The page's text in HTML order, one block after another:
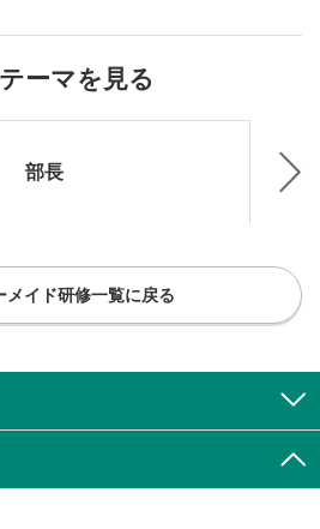
ーマを見る
部長
メイド研修一覧に戻る